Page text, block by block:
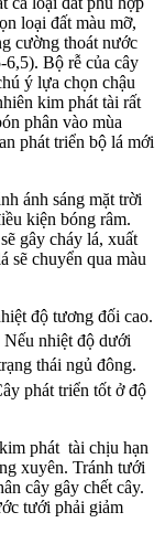
loại đất màu mỡ,
cường thoát nước
Bộ rễ của cây
ý lựa chọn chậu
kim phát tài rất
phân vào mùa
phát triển bộ lá mới
ánh sáng mặt trời
kiện bóng râm.
gây cháy lá, xuất
sẽ chuyển qua màu
độ tương đối cao.
Nếu nhiệt độ dưới
thái ngủ đông.
phát triển tốt ở độ
phát tài chịu hạn
xuyên. Tránh tưới
cây gây chết cây.
tưới phải giảm